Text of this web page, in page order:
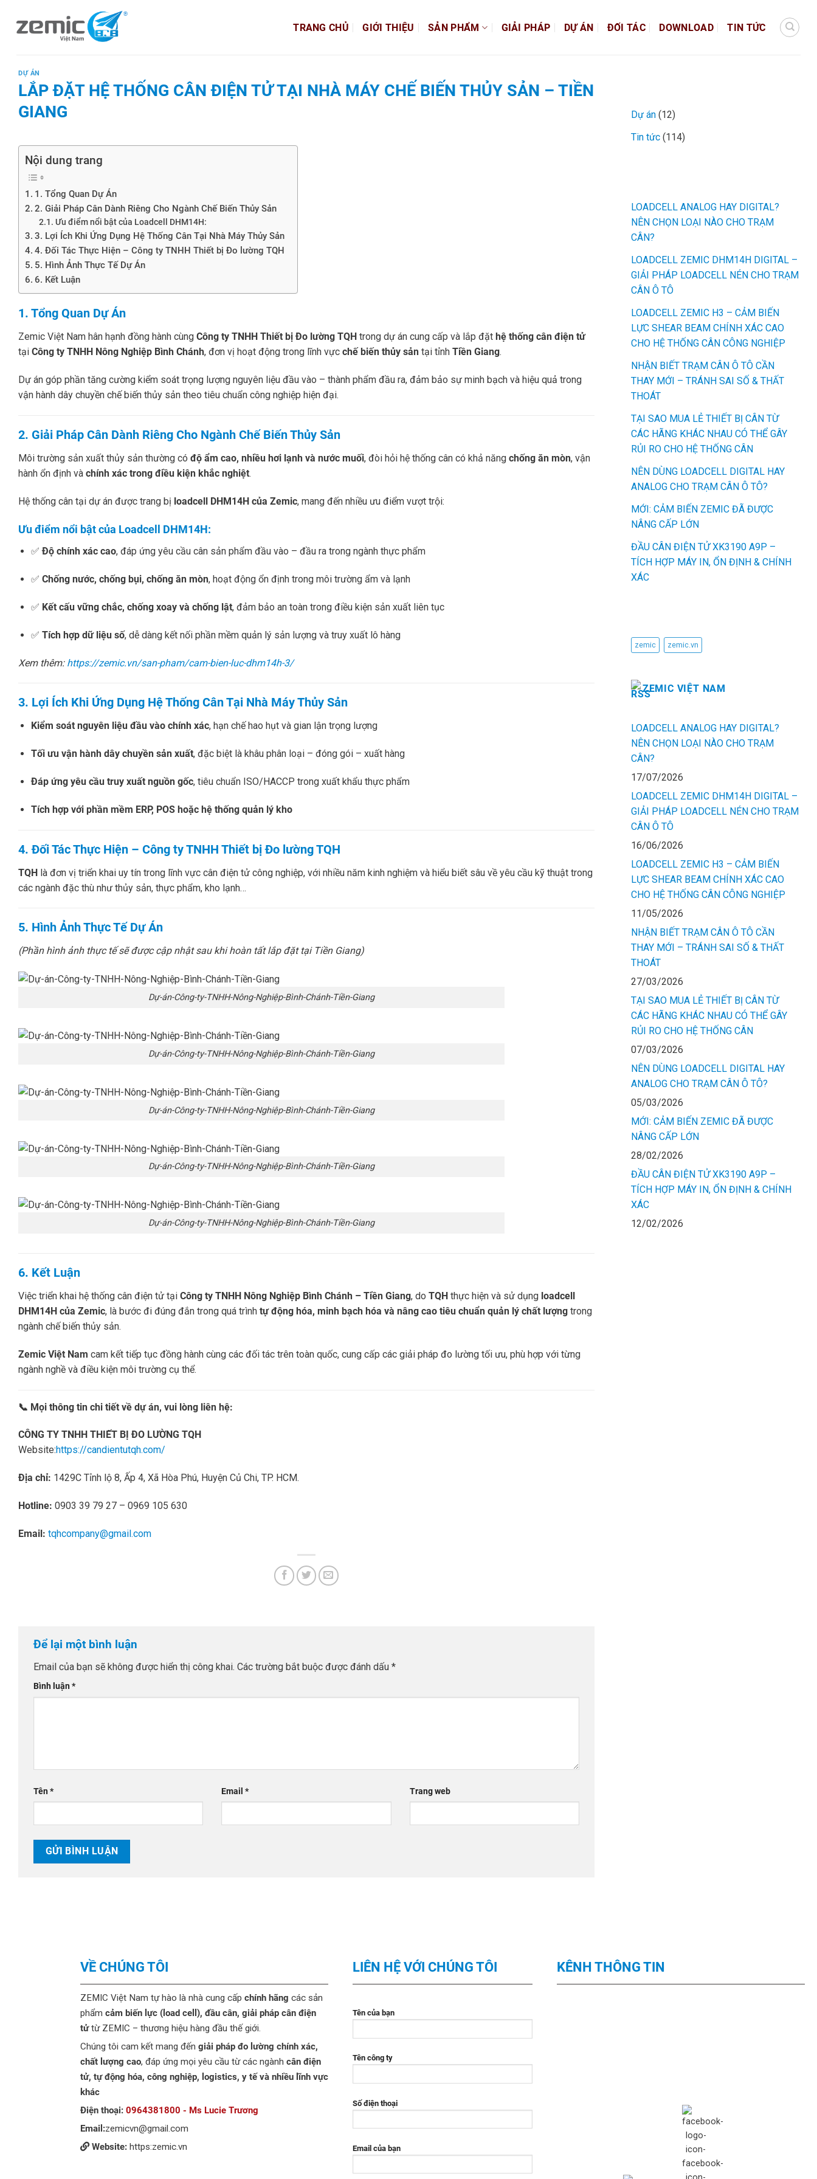
content
TRANG CHỦ GIỚI THIỆU SẢN PHẨM GIẢI PHÁP DỰ ÁN ĐỐI TÁC DOWNLOAD TIN TỨC
DỰ ÁN
LẮP ĐẶT HỆ THỐNG CÂN ĐIỆN TỬ TẠI NHÀ MÁY CHẾ BIẾN THỦY SẢN – TIỀN
GIANG
Nội dung trang
1. Tổng Quan Dự Án
2. Giải Pháp Cân Dành Riêng Cho Ngành Chế Biến Thủy Sản
Ưu điểm nổi bật của Loadcell DHM14H:
3. Lợi Ích Khi Ứng Dụng Hệ Thống Cân Tại Nhà Máy Thủy Sản
4. Đối Tác Thực Hiện – Công ty TNHH Thiết bị Đo lường TQH
5. Hình Ảnh Thực Tế Dự Án
6. Kết Luận
1. Tổng Quan Dự Án
Zemic Việt Nam hân hạnh đồng hành cùng Công ty TNHH Thiết bị Đo lường TQH trong dự án cung cấp và lắp đặt hệ thống cân điện tử
tại Công ty TNHH Nông Nghiệp Bình Chánh, đơn vị hoạt động trong lĩnh vực chế biến thủy sản tại tỉnh Tiền Giang.
Dự án góp phần tăng cường kiểm soát trọng lượng nguyên liệu đầu vào – thành phẩm đầu ra, đảm bảo sự minh bạch và hiệu quả trong
vận hành dây chuyền chế biến thủy sản theo tiêu chuẩn công nghiệp hiện đại.
2. Giải Pháp Cân Dành Riêng Cho Ngành Chế Biến Thủy Sản
Môi trường sản xuất thủy sản thường có độ ẩm cao, nhiều hơi lạnh và nước muối, đòi hỏi hệ thống cân có khả năng chống ăn mòn, vận
hành ổn định và chính xác trong điều kiện khắc nghiệt.
Hệ thống cân tại dự án được trang bị loadcell DHM14H của Zemic, mang đến nhiều ưu điểm vượt trội:
Ưu điểm nổi bật của Loadcell DHM14H:
✅Độ chính xác cao, đáp ứng yêu cầu cân sản phẩm đầu vào – đầu ra trong ngành thực phẩm
✅ Chống nước, chống bụi, chống ăn mòn, hoạt động ổn định trong môi trường ẩm và lạnh
✅ Kết cấu vững chắc, chống xoay và chống lật, đảm bảo an toàn trong điều kiện sản xuất liên tục
✅ Tích hợp dữ liệu số, dễ dàng kết nối phần mềm quản lý sản lượng và truy xuất lô hàng
Xem thêm: https://zemic.vn/san-pham/cam-bien-luc-dhm14h-3/
3. Lợi Ích Khi Ứng Dụng Hệ Thống Cân Tại Nhà Máy Thủy Sản
Kiểm soát nguyên liệu đầu vào chính xác, hạn chế hao hụt và gian lận trọng lượng
Tối ưu vận hành dây chuyền sản xuất, đặc biệt là khâu phân loại – đóng gói – xuất hàng
Đáp ứng yêu cầu truy xuất nguồn gốc, tiêu chuẩn ISO/HACCP trong xuất khẩu thực phẩm
Tích hợp với phần mềm ERP, POS hoặc hệ thống quản lý kho
4. Đối Tác Thực Hiện – Công ty TNHH Thiết bị Đo lường TQH
TQH là đơn vị triển khai uy tín trong lĩnh vực cân điện tử công nghiệp, với nhiều năm kinh nghiệm và hiểu biết sâu về yêu cầu kỹ thuật trong
các ngành đặc thù như thủy sản, thực phẩm, kho lạnh…
5. Hình Ảnh Thực Tế Dự Án
(Phần hình ảnh thực tế sẽ được cập nhật sau khi hoàn tất lắp đặt tại Tiền Giang)
Dự-án-Công-ty-TNHH-Nông-Nghiệp-Bình-Chánh-Tiền-Giang
Dự-án-Công-ty-TNHH-Nông-Nghiệp-Bình-Chánh-Tiền-Giang
Dự-án-Công-ty-TNHH-Nông-Nghiệp-Bình-Chánh-Tiền-Giang
Dự-án-Công-ty-TNHH-Nông-Nghiệp-Bình-Chánh-Tiền-Giang
Dự-án-Công-ty-TNHH-Nông-Nghiệp-Bình-Chánh-Tiền-Giang
6. Kết Luận
Việc triển khai hệ thống cân điện tử tại Công ty TNHH Nông Nghiệp Bình Chánh – Tiền Giang, do TQH thực hiện và sử dụng loadcell
DHM14H của Zemic, là bước đi đúng đắn trong quá trình tự động hóa, minh bạch hóa và nâng cao tiêu chuẩn quản lý chất lượng trong
ngành chế biến thủy sản.
Zemic Việt Nam cam kết tiếp tục đồng hành cùng các đối tác trên toàn quốc, cung cấp các giải pháp đo lường tối ưu, phù hợp với từng
ngành nghề và điều kiện môi trường cụ thể.
📞 Mọi thông tin chi tiết về dự án, vui lòng liên hệ:
CÔNG TY TNHH THIẾT BỊ ĐO LƯỜNG TQH
Website:https://candientutqh.com/
Địa chỉ: 1429C Tỉnh lộ 8, Ấp 4, Xã Hòa Phú, Huyện Củ Chi, TP. HCM.
Hotline: 0903 39 79 27 – 0969 105 630
Email: tqhcompany@gmail.com
Để lại một bình luận
Email của bạn sẽ không được hiển thị công khai. Các trường bắt buộc được đánh dấu *
Bình luận*
Tên* Email* Trang web
Dự án (12)
Tin tức (114)
LOADCELL ANALOG HAY DIGITAL?
NÊN CHỌN LOẠI NÀO CHO TRẠM
CÂN?
LOADCELL ZEMIC DHM14H DIGITAL –
GIẢI PHÁP LOADCELL NÉN CHO TRẠM
CÂN Ô TÔ
LOADCELL ZEMIC H3 – CẢM BIẾN
LỰC SHEAR BEAM CHÍNH XÁC CAO
CHO HỆ THỐNG CÂN CÔNG NGHIỆP
NHẬN BIẾT TRẠM CÂN Ô TÔ CẦN
THAY MỚI – TRÁNH SAI SỐ & THẤT
THOÁT
TẠI SAO MUA LẺ THIẾT BỊ CÂN TỪ
CÁC HÃNG KHÁC NHAU CÓ THỂ GÂY
RỦI RO CHO HỆ THỐNG CÂN
NÊN DÙNG LOADCELL DIGITAL HAY
ANALOG CHO TRẠM CÂN Ô TÔ?
MỚI: CẢM BIẾN ZEMIC ĐÃ ĐƯỢC
NÂNG CẤP LỚN
ĐẦU CÂN ĐIỆN TỬ XK3190 A9P –
TÍCH HỢP MÁY IN, ỔN ĐỊNH & CHÍNH
XÁC
zemic zemic.vn
ZEMIC VIỆT NAM
LOADCELL ANALOG HAY DIGITAL?
NÊN CHỌN LOẠI NÀO CHO TRẠM
CÂN?
17/07/2026
LOADCELL ZEMIC DHM14H DIGITAL –
GIẢI PHÁP LOADCELL NÉN CHO TRẠM
CÂN Ô TÔ
16/06/2026
LOADCELL ZEMIC H3 – CẢM BIẾN
LỰC SHEAR BEAM CHÍNH XÁC CAO
CHO HỆ THỐNG CÂN CÔNG NGHIỆP
11/05/2026
NHẬN BIẾT TRẠM CÂN Ô TÔ CẦN
THAY MỚI – TRÁNH SAI SỐ & THẤT
THOÁT
27/03/2026
TẠI SAO MUA LẺ THIẾT BỊ CÂN TỪ
CÁC HÃNG KHÁC NHAU CÓ THỂ GÂY
RỦI RO CHO HỆ THỐNG CÂN
07/03/2026
NÊN DÙNG LOADCELL DIGITAL HAY
ANALOG CHO TRẠM CÂN Ô TÔ?
05/03/2026
MỚI: CẢM BIẾN ZEMIC ĐÃ ĐƯỢC
NÂNG CẤP LỚN
28/02/2026
ĐẦU CÂN ĐIỆN TỬ XK3190 A9P –
TÍCH HỢP MÁY IN, ỔN ĐỊNH & CHÍNH
XÁC
12/02/2026
VỀ CHÚNG TÔI
ZEMIC Việt Nam tự hào là nhà cung cấp chính hãng các sản
phẩm cảm biến lực (load cell), đầu cân, giải pháp cân điện
tửtừ ZEMIC – thương hiệu hàng đầu thế giới.
Chúng tôi cam kết mang đến giải pháp đo lường chính xác,
chất lượng cao, đáp ứng mọi yêu cầu từ các ngành cân điện
tử, tự động hóa, công nghiệp, logistics, y tế và nhiều lĩnh vực
khác
Điện thoại: 0964381800 - Ms Lucie Trương
Email:zemicvn@gmail.com
Website: https:zemic.vn
LIÊN HỆ VỚI CHÚNG TÔI
Tên của bạn
Tên công ty
Số điện thoại
Email của bạn
KÊNH THÔNG TIN